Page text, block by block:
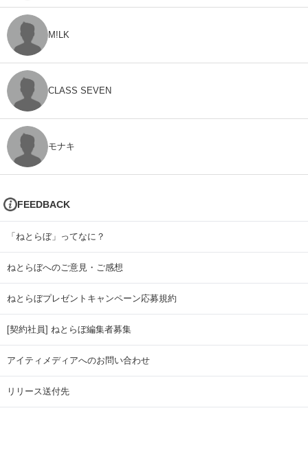
M!LK
CLASS SEVEN
モナキ
FEEDBACK
「ねとらぼ」ってなに？
ねとらぼへのご意見・ご感想
ねとらぼプレゼントキャンペーン応募規約
[契約社員] ねとらぼ編集者募集
アイティメディアへのお問い合わせ
リリース送付先